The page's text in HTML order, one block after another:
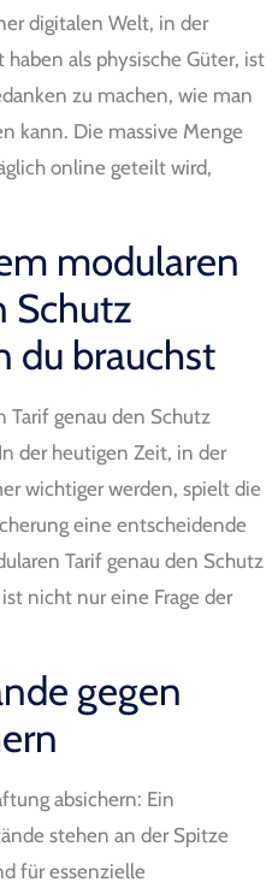
digitalen Welt, in der
als physische Güter, ist
zu machen, wie man
kann. Die massive Menge
online geteilt wird,
modularen
Schutz
du brauchst
genau den Schutz
der heutigen Zeit, in der
wichtiger werden, spielt die
eine entscheidende
Tarif genau den Schutz
nicht nur eine Frage der
gegen
absichern: Ein
stehen an der Spitze
für essenzielle